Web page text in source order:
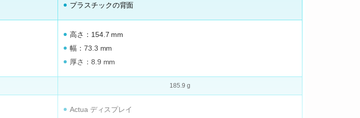
プラスチックの背面
高さ：154.7 mm
幅：73.3 mm
厚さ：8.9 mm
185.9 g
Actua ディスプレイ